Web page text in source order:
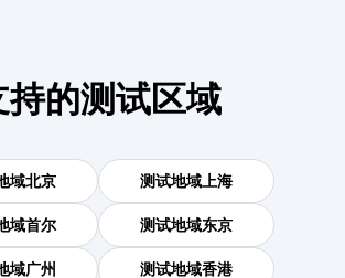
持的测试区域
域北京 测试地域上海
域首尔 测试地域东京
域广州 测试地域香港